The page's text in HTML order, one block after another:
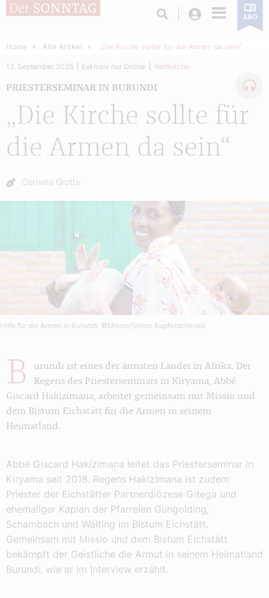
Login ABO
Home Alle Artikel „Die Kirche sollte für die Armen da sein“
„Die Kirche sollte für
die Armen da sein“
PRIESTERSEMINAR IN BURUNDI
12. September 2025 Exklusiv nur Online Weltkirche
Autor:
Cornelia Grotte
Hilfe für die Armen in Burundi. ©Missio/Simon Kupferschmied
B
urundi ist eines der ärmsten Länder in Afrika. Der
Regens des Priesterseminars in Kiryama, Abbé
Giscard Hakizimana, arbeitet gemeinsam mit Missio und
dem Bistum Eichstätt für die Armen in seinem
Heimatland.
Abbé Giscard Hakizimana leitet das Priesterseminar in
Kiryama seit 2018. Regens Hakizimana ist zudem
Priester der Eichstätter Partnerdiözese Gitega und
ehemaliger Kaplan der Pfarreien Gungolding,
Schambach und Walting im Bistum Eichstätt.
Gemeinsam mit Missio und dem Bistum Eichstätt
bekämpft der Geistliche die Armut in seinem Heimatland
Burundi, wie er im Interview erzählt.